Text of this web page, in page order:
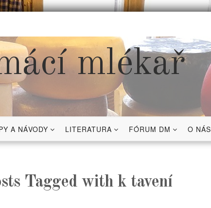
mlékař
A NÁVODY LITERATURA FÓRUM DM O NÁS
Tagged with k tavení